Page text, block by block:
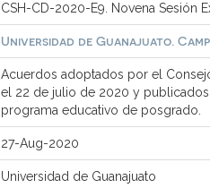
CSH-CD-2020-E9. Novena Sesión
Universidad de Guanajuato.
Acuerdos adoptados por el
el 22 de julio de 2020 y publicados
programa educativo de posgrado.
27-Aug-2020
Universidad de Guanajuato